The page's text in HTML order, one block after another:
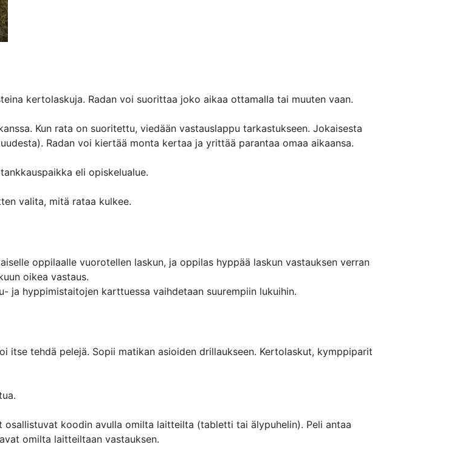
kertolaskuja. Radan voi suorittaa joko aikaa ottamalla tai muuten vaan.
Kun rata on suoritettu, viedään vastauslappu tarkastukseen. Jokaisesta
Radan voi kiertää monta kertaa ja yrittää parantaa omaa aikaansa.
eli opiskelualue.
valita, mitä rataa kulkee.
oppilaalle vuorotellen laskun, ja oppilas hyppää laskun vastauksen verran
oikea vastaus.
ja hyppimistaitojen karttuessa vaihdetaan suurempiin lukuihin.
itse tehdä pelejä. Sopii matikan asioiden drillaukseen. Kertolaskut, kymppiparit
koodin avulla omilta laitteilta (tabletti tai älypuhelin). Peli antaa
omilta laitteiltaan vastauksen.